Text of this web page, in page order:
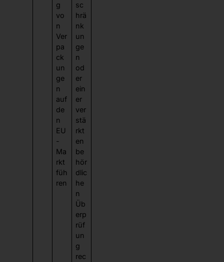
g
vo
n
Ver
pa
ck
un
ge
n
auf
de
n
EU
-
Ma
rkt
füh
ren
sc
hrä
nk
un
ge
n
od
er
ein
er
ver
stä
rkt
en
be
hör
dlic
he
n
Üb
erp
rüf
un
g
rec